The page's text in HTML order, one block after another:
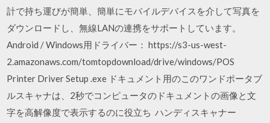
計で持ち運びが簡単、簡単にモバイルデバイスを介して写真を
ダウンロードし、無線LANの連携をサポートしています。
Android / Windows用ドライバー： https://s3-us-west-
2.amazonaws.com/tomtopdownload/drive/windows/POS
Printer Driver Setup .exe ドキュメント用のこのワンドポータブ
ルスキャナは、2秒でコンピュータのドキュメントの画像と文
字を高解像度で表示するのに役立ち ハンディスキャナー